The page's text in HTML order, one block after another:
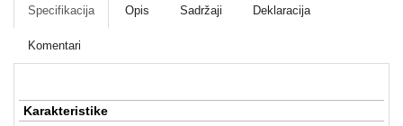
Fotoaparati
kamere
Kućni
Specifikacija Opis Sadržaji Deklaracija
Komentari
Karakteristike